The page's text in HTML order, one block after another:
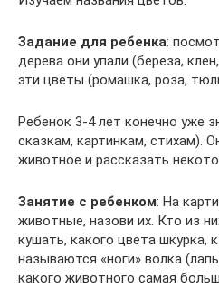
Задание для ребенка:
дерева они упали (береза,
эти цветы (ромашка, роза,
Ребенок 3-4 лет конечно уже
сказкам, картинкам, стихам).
животное и рассказать
Занятие с ребенком: На
животные, назови их. Кто из
кушать, какого цвета шкурка,
называются «ноги» волка
какого животного самая